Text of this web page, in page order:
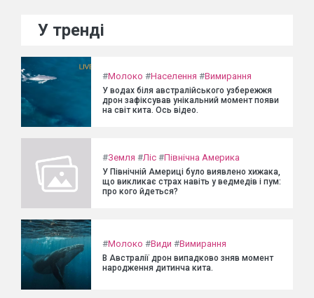
У тренді
#Молоко #Населення #Вимирання
У водах біля австралійського узбережжя
дрон зафіксував унікальний момент появи
на світ кита. Ось відео.
#Земля #Ліс #Північна Америка
У Північній Америці було виявлено хижака,
що викликає страх навіть у ведмедів і пум:
про кого йдеться?
#Молоко #Види #Вимирання
В Австралії дрон випадково зняв момент
народження дитинча кита.